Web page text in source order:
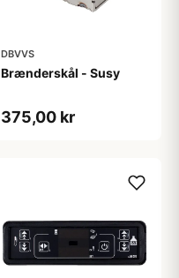
DBVVS
Brænderskål - Susy
375,00 kr